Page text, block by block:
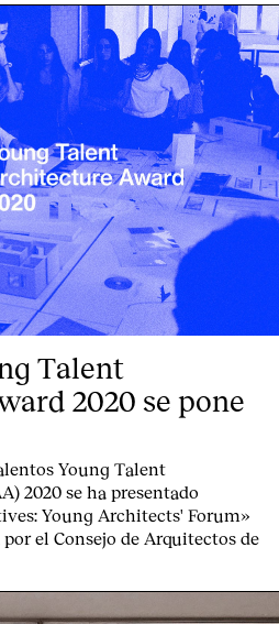
Talent
2020 se pone
Young Talent
2020 se ha presentado
Young Architects' Forum»
el Consejo de Arquitectos de